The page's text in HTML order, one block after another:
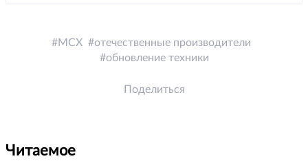
МСХ
отечественные производители
обновление техники
Поделиться
Читаемое